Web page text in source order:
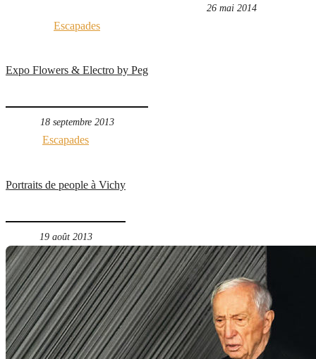
26 mai 2014
Escapades
Expo Flowers & Electro by Peg
18 septembre 2013
Escapades
Portraits de people à Vichy
19 août 2013